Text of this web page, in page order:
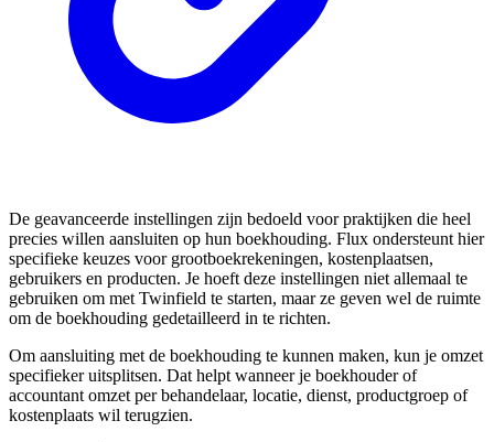
De geavanceerde instellingen zijn bedoeld voor praktijken die heel
precies willen aansluiten op hun boekhouding. Flux ondersteunt hier
specifieke keuzes voor grootboekrekeningen, kostenplaatsen,
gebruikers en producten. Je hoeft deze instellingen niet allemaal te
gebruiken om met Twinfield te starten, maar ze geven wel de ruimte
om de boekhouding gedetailleerd in te richten.
Om aansluiting met de boekhouding te kunnen maken, kun je omzet
specifieker uitsplitsen. Dat helpt wanneer je boekhouder of
accountant omzet per behandelaar, locatie, dienst, productgroep of
kostenplaats wil terugzien.